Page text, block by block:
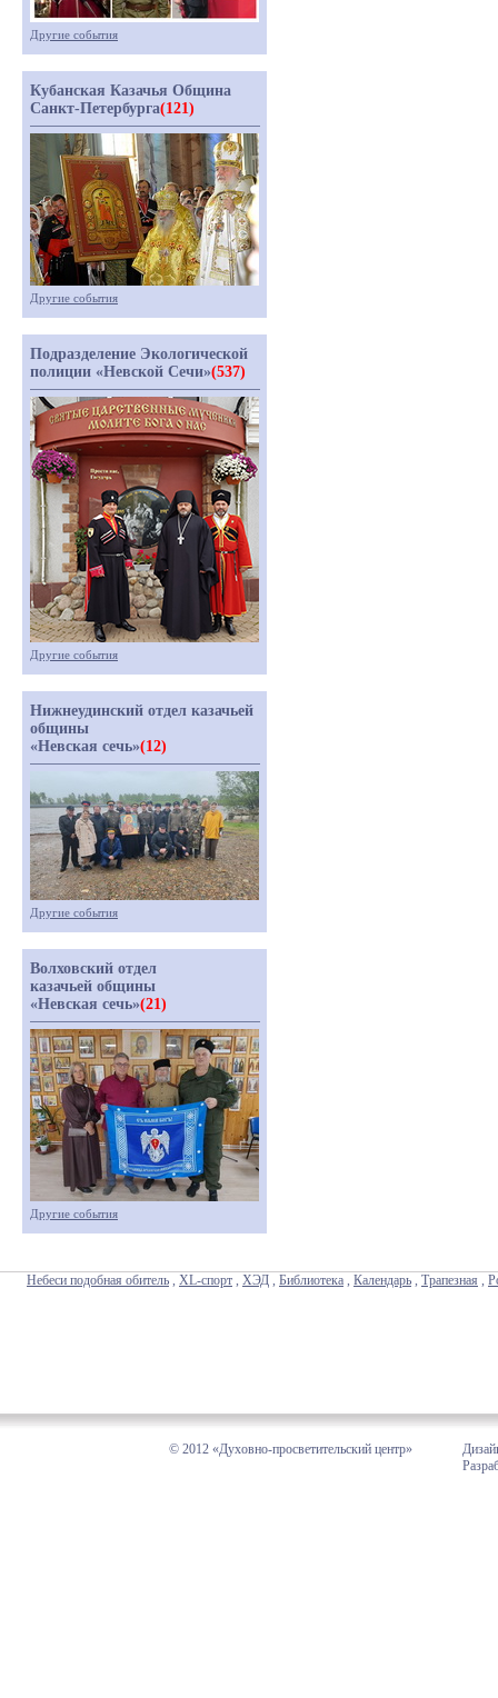
Другие события
Кубанская Казачья Община
Санкт-Петербурга(121)
Другие события
Подразделение Экологической
полиции «Невской Сечи»(537)
Другие события
Нижнеудинский отдел казачьей
общины
«Невская сечь»(12)
Другие события
Волховский отдел
казачьей общины
«Невская сечь»(21)
Другие события
Небеси подобная обитель , XL-спорт , ХЭД , Библиотека , Календарь , Трапезная ,
© 2012 «Духовно-просветительский центр»